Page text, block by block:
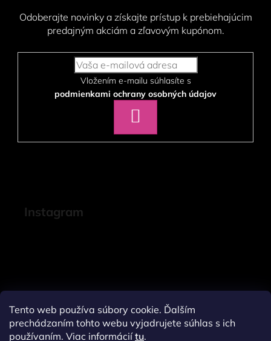
Tento web používa súbory cookie. Ďalším
prechádzaním tohto webu vyjadrujete súhlas s ich
používaním. Viac informáciítu.
Odoberajte novinky a získajte prístup k prebiehajúcim
predajným akciám a zľavovým kupónom.
podmienkami ochrany osobných údajov
SA
Instagram